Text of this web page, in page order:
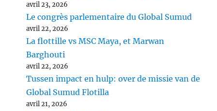
avril 23, 2026
Le congrès parlementaire du Global Sumud
avril 22, 2026
La flottille vs MSC Maya, et Marwan
Barghouti
avril 22, 2026
Tussen impact en hulp: over de missie van de
Global Sumud Flotilla
avril 21, 2026